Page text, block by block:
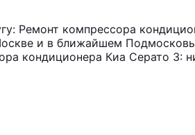
Ремонт компрессора
и в ближайшем
кондиционера Киа Серато 3: